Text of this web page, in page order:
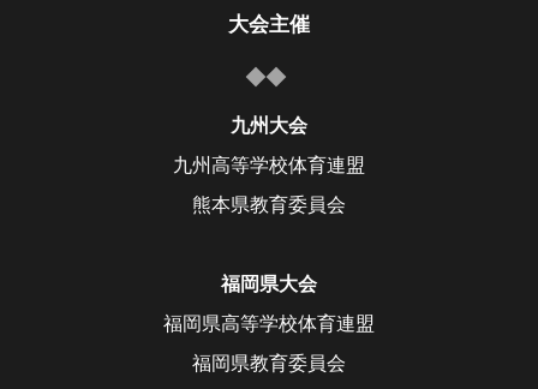
大会主催
九州大会
九州高等学校体育連盟
熊本県教育委員会
福岡県大会
福岡県高等学校体育連盟
福岡県教育委員会